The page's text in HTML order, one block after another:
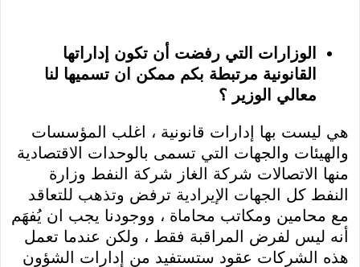
الوزارات التي رفضت أن تكون إداراتها
القانونية مرتبطة بكم ممكن ان تسميها لنا
معالي الوزير ؟
هي ليست بها إدارات قانونية ، اغلب المؤسسات
والهيئات والجهات التي تسمى بالوحدات الاقتصادية
منها الاتصالات شركة الغاز شركة النفط وزارة
النفط كل الجهات الإيرادية ترفض وتذهب للتعاقد
مع محامين ومكاتب محاماة ، ووجودنا يجب ان يُفهَم
أنه ليس لفرض المراقبة فقط ، ولكن عندما تعمل
هذه الشركات عقود ستستفيد من إدارات الشؤون